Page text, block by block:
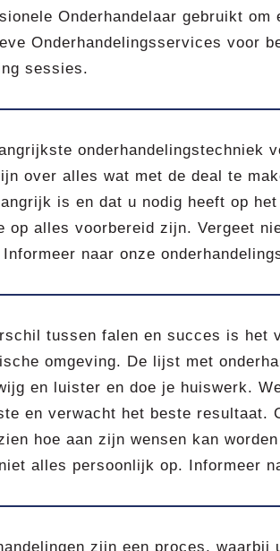
Onderhandelaar gebruikt
Onderhandelingsservices voor
sessies.
onderhandelingstechniek
over alles wat met de deal te
is en dat u nodig heeft op
op alles voorbereid zijn. Vergeet
naar onze
tussen falen en succes is het
omgeving. De lijst met
en luister en doe je huiswerk.
en verwacht het beste resultaat.
hoe aan zijn wensen kan
alles persoonlijk op. Informeer
zijn een proces, waarbij